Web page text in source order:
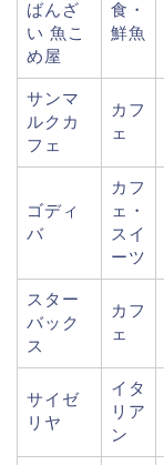
ばんざ
い 魚こ
め屋
食・
鮮魚
サンマ
ルクカ
フェ
カフ
ェ
ゴディ
バ
カフ
ェ・
スイ
ーツ
スター
バック
ス
カフ
ェ
サイゼ
リヤ
イタ
リア
ン